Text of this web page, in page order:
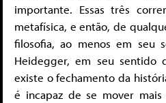
importante. Essas três
metafísica, e então, de
filosofia, ao menos em seu
Heidegger, em seu sentido
existe o fechamento da
é incapaz de se mover